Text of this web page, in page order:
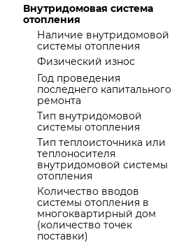
Внутридомовая система
отопления
Наличие внутридомовой
системы отопления
Физический износ
Год проведения
последнего капитального
ремонта
Тип внутридомовой
системы отопления
Тип теплоисточника или
теплоносителя
внутридомовой системы
отопления
Количество вводов
системы отопления в
многоквартирный дом
(количество точек
поставки)